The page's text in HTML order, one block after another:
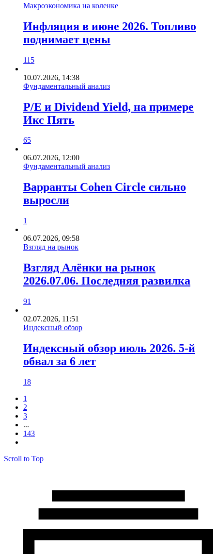
Макроэкономика на коленке
Инфляция в июне 2026. Топливо
поднимает цены
115
10.07.2026, 14:38
Фундаментальный анализ
P/E и Dividend Yield, на примере
Икс Пять
65
06.07.2026, 12:00
Фундаментальный анализ
Варранты Cohen Circle сильно
выросли
1
06.07.2026, 09:58
Взгляд на рынок
Взгляд Алёнки на рынок
2026.07.06. Последняя развилка
91
02.07.2026, 11:51
Индексный обзор
Индексный обзор июль 2026. 5-й
обвал за 6 лет
18
1
2
3
...
143
Scroll to Top